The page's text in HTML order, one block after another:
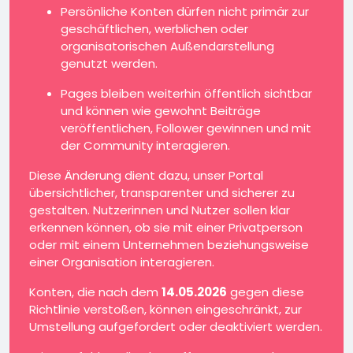
Persönliche Konten dürfen nicht primär zur
geschäftlichen, werblichen oder
organisatorischen Außendarstellung
genutzt werden.
Pages bleiben weiterhin öffentlich sichtbar
und können wie gewohnt Beiträge
veröffentlichen, Follower gewinnen und mit
der Community interagieren.
Diese Änderung dient dazu, unser Portal
übersichtlicher, transparenter und sicherer zu
gestalten. Nutzerinnen und Nutzer sollen klar
erkennen können, ob sie mit einer Privatperson
oder mit einem Unternehmen beziehungsweise
einer Organisation interagieren.
Konten, die nach dem 14.05.2026 gegen diese
Richtlinie verstoßen, können eingeschränkt, zur
Umstellung aufgefordert oder deaktiviert werden.